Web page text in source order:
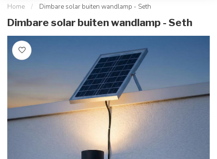
Home / Dimbare solar buiten wandlamp - Seth
Dimbare solar buiten wandlamp - Seth